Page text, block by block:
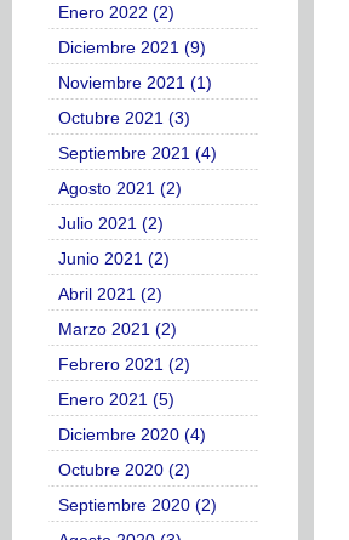
Enero 2022 (2)
Diciembre 2021 (9)
Noviembre 2021 (1)
Octubre 2021 (3)
Septiembre 2021 (4)
Agosto 2021 (2)
Julio 2021 (2)
Junio 2021 (2)
Abril 2021 (2)
Marzo 2021 (2)
Febrero 2021 (2)
Enero 2021 (5)
Diciembre 2020 (4)
Octubre 2020 (2)
Septiembre 2020 (2)